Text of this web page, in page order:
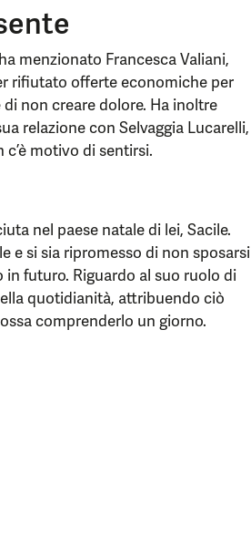
menzionato Francesca Valiani,
rifiutato offerte economiche per
non creare dolore. Ha inoltre
relazione con Selvaggia Lucarelli,
motivo di sentirsi.
nel paese natale di lei, Sacile.
e si sia ripromesso di non sposarsi
futuro. Riguardo al suo ruolo di
quotidianità, attribuendo ciò
comprenderlo un giorno.